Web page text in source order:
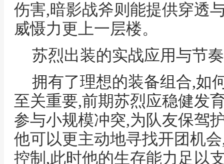
伤害,暗影战斧则能提供穿透
威慑力更上一层楼。
苏烈出装的实战应用与节
拥有了理想的装备组合,如
至关重要,前期苏烈应稳健发
参与小规模冲突,为队友保驾
他可以更主动地寻找开团机
控制,此时他的生存能力足以